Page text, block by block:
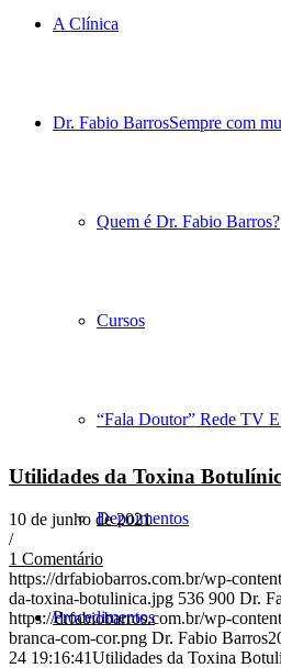
A Clínica
Dr. Fabio BarrosSempre com
Quem é Dr. Fabio Barros?
Cursos
“Fala Doutor” Rede TV
Depoimentos
Procedimentos
Utilidades da Toxina
10 de junho de 2021
/
1 Comentário
https://drfabiobarros.com.br/wp-
da-toxina-botulinica.jpg 536 900 Dr.
https://drfabiobarros.com.br/wp-
branca-com-cor.png Dr. Fabio Barros
24 19:16:41Utilidades da Toxina